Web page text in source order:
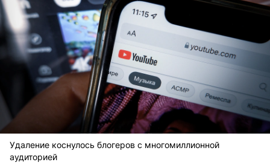
Удаление коснулось блогеров с многомиллионной
аудиторией